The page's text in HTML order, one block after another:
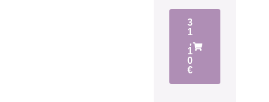
3
1
,
1
0
€